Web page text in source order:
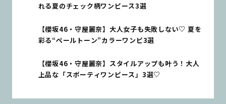
れる夏のチェック柄ワンピース3選
【櫻坂46・守屋麗奈】大人女子も失敗しない♡ 夏を
彩る“ペールトーン”カラーワンピ3選
【櫻坂46・守屋麗奈】スタイルアップも叶う！大人
上品な「スポーティワンピース」3選♡